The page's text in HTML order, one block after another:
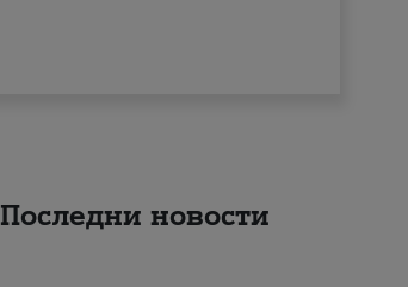
Последни новости